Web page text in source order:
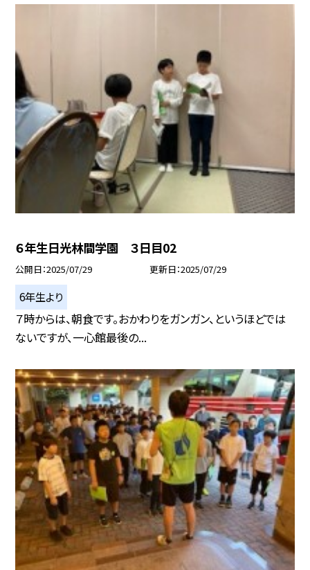
６年生日光林間学園 ３日目02
公開日 2025/07/29 更新日 2025/07/29
6年生より
７時からは、朝食です。おかわりをガンガン、というほどでは
ないですが、一心館最後の...